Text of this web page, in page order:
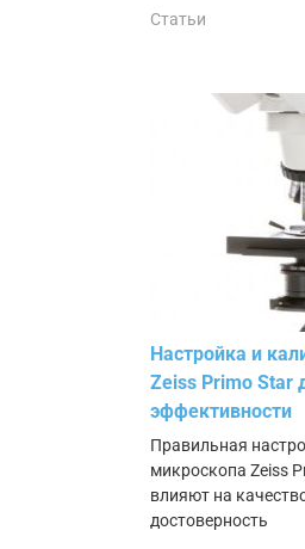
Статьи
Настройка и
Zeiss Primo Star
эффективности
Правильная
микроскопа Zeiss
влияют на
достоверность